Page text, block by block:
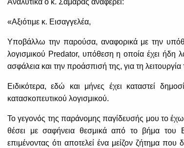
Αναλυτικά ο κ. Σαμαράς αναφέρει:
«Αξιότιμε κ. Εισαγγελέα,
Υποβάλλω την παρούσα, αναφορικά με την
λογισμικού Predator, υπόθεση η οποία έχει ήδη
ασφάλεια και την προάσπισή της, για τη
Ειδικότερα, εδώ και μήνες έχει καταστεί
κατασκοπευτικού λογισμικού.
Το γεγονός της παράνομης παγίδευσής μου το
θέσει με σαφήνεια θεσμικά από το βήμα του
επιμένοντας ότι αποτελεί ένα μείζον ζήτημα